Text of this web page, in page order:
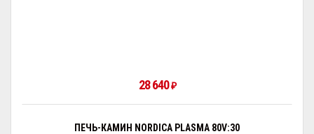
28 640 ₽
ПЕЧЬ-КАМИН NORDICA PLASMA 80V:30